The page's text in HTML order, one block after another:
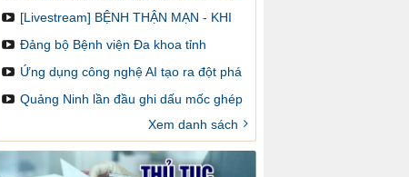
điều trị và cảnh báo dược lâm sàng
[Livestream] BỆNH THẬN MẠN - KHI
NÀO CẦN GHÉP THẬN VÀ LÀM SAO
Đảng bộ Bệnh viện Đa khoa tỉnh
Quảng Ninh: Một nhiệm kỳ đổi mới,
Ứng dụng công nghệ AI tạo ra đột phá
trong chẩn đoán hình ảnh y khoa
Quảng Ninh lần đầu ghi dấu mốc ghép
thận trên bản đồ ghép tạng Việt Nam
Xem danh sách